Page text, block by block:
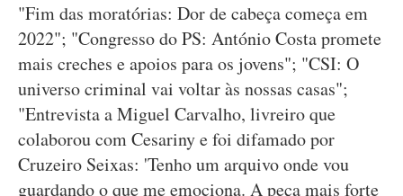
"Fim das moratórias: Dor de cabeça começa em
2022"; "Congresso do PS: António Costa promete
mais creches e apoios para os jovens"; "CSI: O
universo criminal vai voltar às nossas casas";
"Entrevista a Miguel Carvalho, livreiro que
colaborou com Cesariny e foi difamado por
Cruzeiro Seixas: 'Tenho um arquivo onde vou
guardando o que me emociona. A peça mais forte